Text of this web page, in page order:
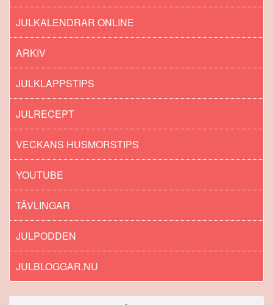
JULKALENDRAR ONLINE
ARKIV
JULKLAPPSTIPS
JULRECEPT
VECKANS HUSMORSTIPS
YOUTUBE
TÄVLINGAR
JULPODDEN
JULBLOGGAR.NU